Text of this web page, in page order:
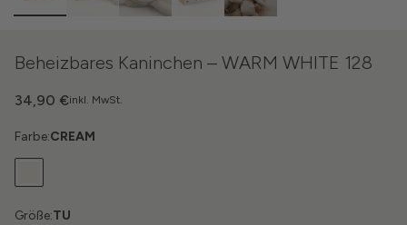
Beheizbares Kaninchen – WARM WHITE 128
inkl. MwSt.
34,90 €
Farbe:CREAM
Größe:TU